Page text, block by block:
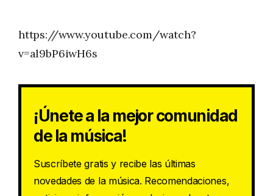
https://www.youtube.com/watch?
v=al9bP6iwH6s
¡Únete a la mejor comunidad
de la música!
Suscríbete gratis y recibe las últimas
novedades de la música. Recomendaciones,